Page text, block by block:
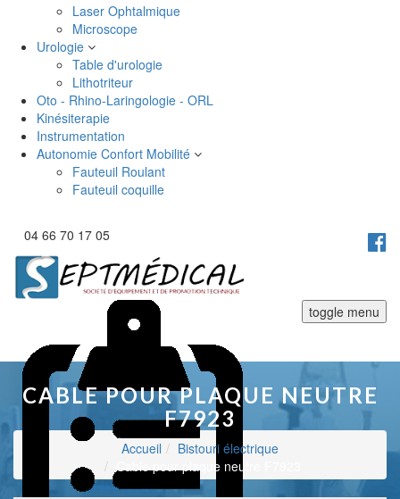
Laser Ophtalmique
Microscope
Urologie
Table d'urologie
Lithotriteur
Oto - Rhino-Laringologie - ORL
Kinésiterapie
Instrumentation
Autonomie Confort Mobilité
Fauteuil Roulant
Fauteuil coquille
04 66 70 17 05
toggle menu
CABLE POUR PLAQUE NEUTRE
F7923
Accueil
Bistouri électrique
Cable pour plaque neutre F7923